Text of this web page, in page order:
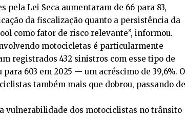
pela Lei Seca aumentaram de 66 para 83,
da fiscalização quanto a persistência da
como fator de risco relevante”, informou.
motocicletas é particularmente
registrados 432 sinistros com esse tipo de
603 em 2025 — um acréscimo de 39,6%. O
também mais que dobrou, passando de
vulnerabilidade dos motociclistas no trânsito